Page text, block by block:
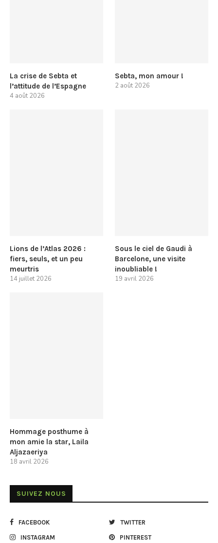
La crise de Sebta et
l’attitude de l’Espagne
4 août 2026
Sebta, mon amour !
2 août 2026
Lions de l’Atlas 2026 :
fiers, seuls, et un peu
meurtris
14 juillet 2026
Sous le ciel de Gaudi à
Barcelone, une visite
inoubliable !
19 avril 2026
Hommage posthume à
mon amie la star, Laila
Aljazaeriya
18 avril 2026
SUIVEZ NOUS
FACEBOOK TWITTER
INSTAGRAM PINTEREST